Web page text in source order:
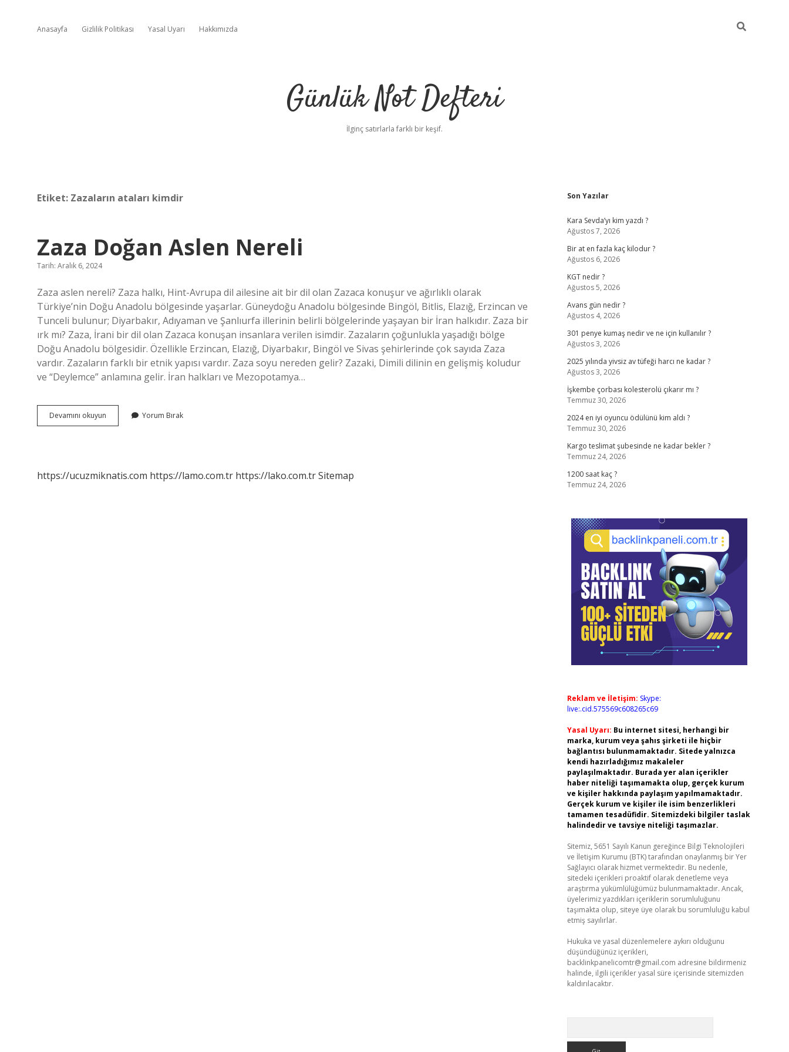
Anasayfa Gizlilik Politikası Yasal Uyarı Hakkımızda
Günlük Not Defteri
İlginç satırlarla farklı bir keşif.
Etiket: Zazaların ataları kimdir
Zaza Doğan Aslen Nereli
Tarih: Aralık 6, 2024
Zaza aslen nereli? Zaza halkı, Hint-Avrupa dil ailesine ait bir dil olan Zazaca konuşur ve ağırlıklı olarak
Türkiye’nin Doğu Anadolu bölgesinde yaşarlar. Güneydoğu Anadolu bölgesinde Bingöl, Bitlis, Elazığ, Erzincan ve
Tunceli bulunur; Diyarbakır, Adıyaman ve Şanlıurfa illerinin belirli bölgelerinde yaşayan bir İran halkıdır. Zaza bir
ırk mı? Zaza, İrani bir dil olan Zazaca konuşan insanlara verilen isimdir. Zazaların çoğunlukla yaşadığı bölge
Doğu Anadolu bölgesidir. Özellikle Erzincan, Elazığ, Diyarbakır, Bingöl ve Sivas şehirlerinde çok sayıda Zaza
vardır. Zazaların farklı bir etnik yapısı vardır. Zaza soyu nereden gelir? Zazaki, Dimili dilinin en gelişmiş koludur
ve “Deylemce” anlamına gelir. İran halkları ve Mezopotamya…
Devamını okuyun
Doğan
Yorum Bırak
https://ucuzmiknatis.com https://lamo.com.tr https://lako.com.trSitemap
Sidebar
Son Yazılar
Kara Sevda’yı kim yazdı ?
Ağustos 7, 2026
Bir at en fazla kaç kilodur ?
Ağustos 6, 2026
KGT nedir ?
Ağustos 5, 2026
Avans gün nedir ?
Ağustos 4, 2026
301 penye kumaş nedir ve ne için kullanılır ?
Ağustos 3, 2026
2025 yılında yivsiz av tüfeği harcı ne kadar ?
Ağustos 3, 2026
İşkembe çorbası kolesterolü çıkarır mı ?
Temmuz 30, 2026
2024 en iyi oyuncu ödülünü kim aldı ?
Temmuz 30, 2026
Kargo teslimat şubesinde ne kadar bekler ?
Temmuz 24, 2026
1200 saat kaç ?
Temmuz 24, 2026
Reklam ve İletişim: Skype:
live:.cid.575569c608265c69
Yasal Uyarı: Bu internet sitesi, herhangi bir
marka, kurum veya şahıs şirketi ile hiçbir
bağlantısı bulunmamaktadır. Sitede yalnızca
kendi hazırladığımız makaleler
paylaşılmaktadır. Burada yer alan içerikler
haber niteliği taşımamakta olup, gerçek kurum
ve kişiler hakkında paylaşım yapılmamaktadır.
Gerçek kurum ve kişiler ile isim benzerlikleri
tamamen tesadüfidir. Sitemizdeki bilgiler taslak
halindedir ve tavsiye niteliği taşımazlar.
Sitemiz, 5651 Sayılı Kanun gereğince Bilgi Teknolojileri
ve İletişim Kurumu (BTK) tarafından onaylanmış bir Yer
Sağlayıcı olarak hizmet vermektedir. Bu nedenle,
sitedeki içerikleri proaktif olarak denetleme veya
araştırma yükümlülüğümüz bulunmamaktadır. Ancak,
üyelerimiz yazdıkları içeriklerin sorumluluğunu
taşımakta olup, siteye üye olarak bu sorumluluğu kabul
etmiş sayılırlar.
Hukuka ve yasal düzenlemelere aykırı olduğunu
düşündüğünüz içerikleri,
backlinkpanelicomtr@gmail.com adresine bildirmeniz
halinde, ilgili içerikler yasal süre içerisinde sitemizden
kaldırılacaktır.